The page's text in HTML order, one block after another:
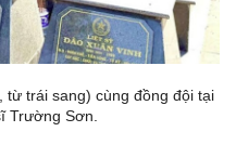
từ trái sang) cùng đồng đội tại
Trường Sơn.